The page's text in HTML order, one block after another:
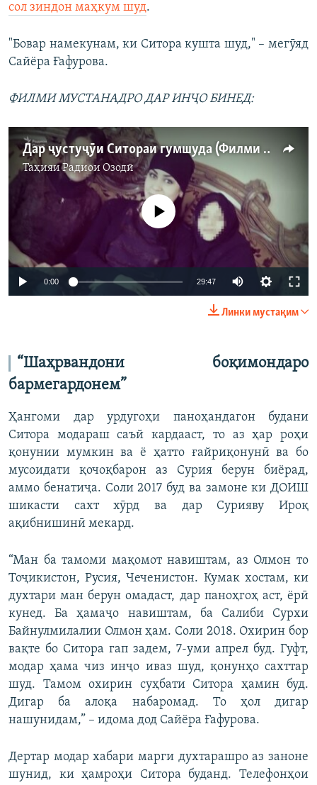
сол зиндон маҳкум шуд.
"Бовар намекунам, ки Ситора кушта шуд," – мегӯяд
Сайёра Ғафурова.
ФИЛМИ МУСТАНАДРО ДАР ИНҶО БИНЕД:
Дар ҷустуҷӯи Ситораи гумшуда (Филми мустанад)
ТаҳияиРадиои Озодӣ
Феълан кор намекунад
0:00 29:47
Линки мустақим
“Шаҳрвандони
боқимондаро
бармегардонем”
Ҳангоми дар урдугоҳи паноҳандагон будани
Ситора модараш саъй кардааст, то аз ҳар роҳи
қонунии мумкин ва ё ҳатто ғайриқонунӣ ва бо
мусоидати қочоқбарон аз Сурия берун биёрад,
аммо бенатиҷа. Соли 2017 буд ва замоне ки ДОИШ
шикасти сахт хӯрд ва дар Сурияву Ироқ
ақибнишинӣ мекард.
“Ман ба тамоми мақомот навиштам, аз Олмон то
Тоҷикистон, Русия, Чеченистон. Кумак хостам, ки
духтари ман берун омадаст, дар паноҳгоҳ аст, ёрӣ
кунед. Ба ҳамаҷо навиштам, ба Салиби Сурхи
Байнулмилалии Олмон ҳам. Соли 2018. Охирин бор
вақте бо Ситора гап задем, 7-уми апрел буд. Гуфт,
модар ҳама чиз инҷо иваз шуд, қонунҳо сахттар
шуд. Тамом охирин суҳбати Ситора ҳамин буд.
Дигар ба алоқа набаромад. То ҳол дигар
нашунидам,” – идома дод Сайёра Ғафурова.
Дертар модар хабари марги духтарашро аз заноне
шунид, ки ҳамроҳи Ситора буданд. Телефонҳои